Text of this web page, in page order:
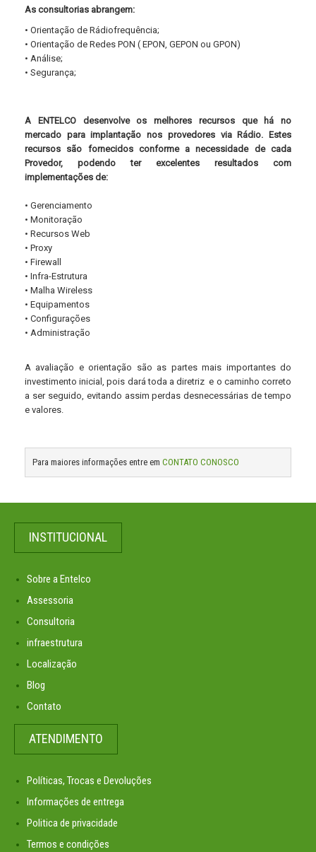
As consultorias abrangem:
• Orientação de Rádiofrequência;
• Orientação de Redes PON ( EPON, GEPON ou GPON)
• Análise;
• Segurança;
A ENTELCO desenvolve os melhores recursos que há no
mercado para implantação nos provedores via Rádio. Estes
recursos são fornecidos conforme a necessidade de cada
Provedor, podendo ter excelentes resultados com
implementações de:
• Gerenciamento
• Monitoração
• Recursos Web
• Proxy
• Firewall
• Infra-Estrutura
• Malha Wireless
• Equipamentos
• Configurações
• Administração
A avaliação e orientação são as partes mais importantes do
investimento inicial, pois dará toda a diretriz e o caminho correto
a ser seguido, evitando assim perdas desnecessárias de tempo
e valores.
Para maiores informações entre em CONTATO CONOSCO
INSTITUCIONAL
Sobre a Entelco
Assessoria
Consultoria
infraestrutura
Localização
Blog
Contato
ATENDIMENTO
Políticas, Trocas e Devoluções
Informações de entrega
Politica de privacidade
Termos e condições